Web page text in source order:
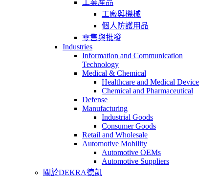
工業産品
工廠與機械
個人防護用品
零售與批發
Industries
Information and Communication
Technology
Medical & Chemical
Healthcare and Medical Device
Chemical and Pharmaceutical
Defense
Manufacturing
Industrial Goods
Consumer Goods
Retail and Wholesale
Automotive Mobility
Automotive OEMs
Automotive Suppliers
關於DEKRA德凱